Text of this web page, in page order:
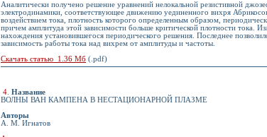
Аналитически получено решение уравнений нелокальной резистивной
электродинамики, соответствующее движению уединенного вихря
воздействием тока, плотность которого определенным образом,
причем амплитуда этой зависимости больше критической плотности тока.
нахождения установившегося периодического решения. Последнее
зависимость работы тока над вихрем от амплитуды и частоты.
Скачать статью 1.36 Мб (.pdf)
4 Название
ВОЛНЫ ВАН КАМПЕНА В НЕСТАЦИОНАРНОЙ ПЛАЗМЕ
Авторы
А. М. Игнатов